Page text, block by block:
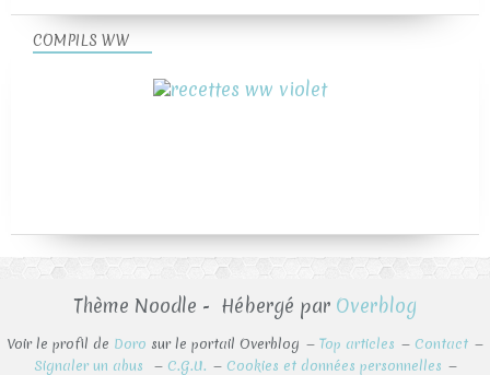
COMPILS WW
Thème Noodle - Hébergé par Overblog
Voir le profil de Doro sur le portail Overblog Top articles
Contact
Signaler un abus
C.G.U. Cookies et données personnelles